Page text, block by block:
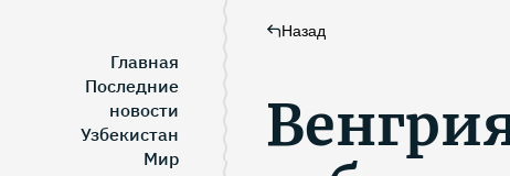
Главная
Последние
новости
Узбекистан
Мир
Назад